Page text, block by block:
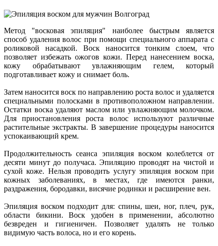
Метод "восковая эпиляция" наиболее быстрым является
способ удаления волос при помощи специального аппарата с
роликовой насадкой. Воск наносится тонким слоем, что
позволяет избежать ожогов кожи. Перед нанесением воска,
кожу обрабатывают увлажняющим гелем, который
подготавливает кожу и снимает боль.
Затем наносится воск по направлению роста волос и удаляется
специальными полосками в противоположном направлении.
Остатки воска удаляют маслом или увлажняющим молочком.
Для приостановления роста волос используют различные
растительные экстракты. В завершение процедуры наносится
успокаивающий крем.
Продолжительность сеанса эпиляция воском колеблется от
десяти минут до получаса. Эпиляцию проводят на чистой и
сухой коже. Нельзя проводить услугу эпиляция воском при
кожных заболеваниях, в местах, где имеются ранки,
раздражения, бородавки, висячие родинки и расширение вен.
Эпиляция воском подходит для: спины, шеи, ног, плеч, рук,
области бикини. Воск удобен в применении, абсолютно
безвреден и гигиеничен. Позволяет удалять не только
видимую часть волоса, но и его корень.